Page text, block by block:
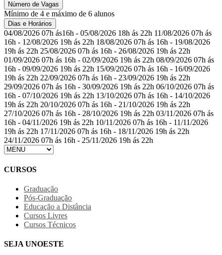
Número de Vagas
Mínimo de 4 e máximo de 6 alunos
Dias e Horários
04/08/2026 07h ás16h - 05/08/2026 18h ás 22h 11/08/2026 07h ás
16h - 12/08/2026 19h ás 22h 18/08/2026 07h ás 16h - 19/08/2026
19h ás 22h 25/08/2026 07h ás 16h - 26/08/2026 19h ás 22h
01/09/2026 07h ás 16h - 02/09/2026 19h ás 22h 08/09/2026 07h ás
16h - 09/09/2026 19h ás 22h 15/09/2026 07h ás 16h - 16/09/2026
19h ás 22h 22/09/2026 07h ás 16h - 23/09/2026 19h ás 22h
29/09/2026 07h ás 16h - 30/09/2026 19h ás 22h 06/10/2026 07h ás
16h - 07/10/2026 19h ás 22h 13/10/2026 07h ás 16h - 14/10/2026
19h ás 22h 20/10/2026 07h ás 16h - 21/10/2026 19h ás 22h
27/10/2026 07h ás 16h - 28/10/2026 19h ás 22h 03/11/2026 07h ás
16h - 04/11/2026 19h ás 22h 10/11/2026 07h ás 16h - 11/11/2026
19h ás 22h 17/11/2026 07h ás 16h - 18/11/2026 19h ás 22h
24/11/2026 07h ás 16h - 25/11/2026 19h ás 22h
CURSOS
Graduação
Pós-Graduação
Educação a Distância
Cursos Livres
Cursos Técnicos
SEJA UNOESTE